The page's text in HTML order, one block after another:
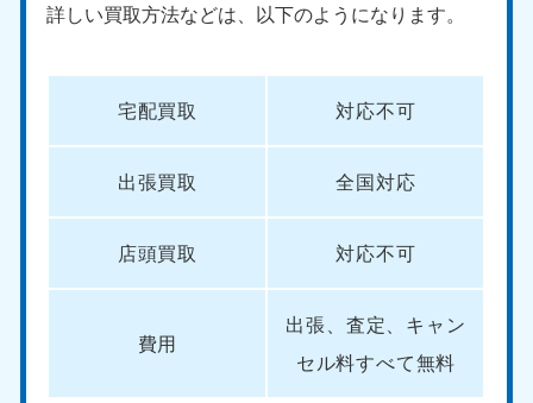
詳しい買取方法などは、以下のようになります。
宅配買取 対応不可
出張買取 全国対応
店頭買取 対応不可
費用
出張、査定、キャン
セル料すべて無料